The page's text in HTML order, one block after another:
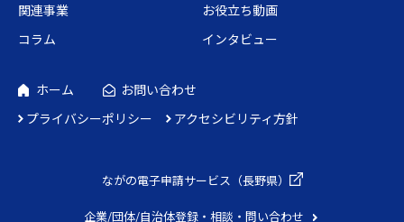
関連事業
お役立ち動画
コラム
インタビュー
ホーム
お問い合わせ
プライバシーポリシー
アクセシビリティ方針
ながの電子申請サービス（長野県）
企業/団体/自治体登録・相談・問い合わせ